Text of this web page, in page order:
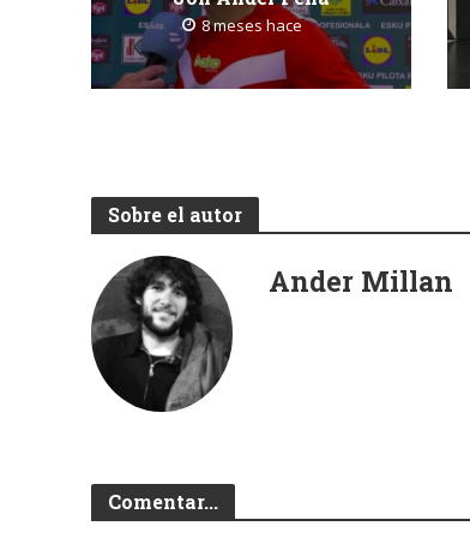
8 meses hace
Sobre el autor
Ander Millan
Comentar...